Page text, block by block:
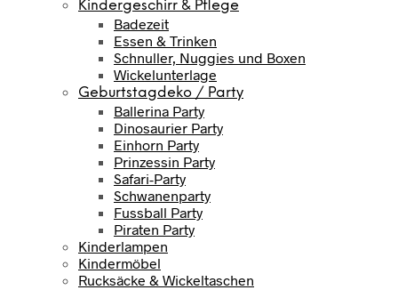
Kindergeschirr & Pflege
Badezeit
Essen & Trinken
Schnuller, Nuggies und Boxen
Wickelunterlage
Geburtstagdeko / Party
Ballerina Party
Dinosaurier Party
Einhorn Party
Prinzessin Party
Safari-Party
Schwanenparty
Fussball Party
Piraten Party
Kinderlampen
Kindermöbel
Rucksäcke & Wickeltaschen